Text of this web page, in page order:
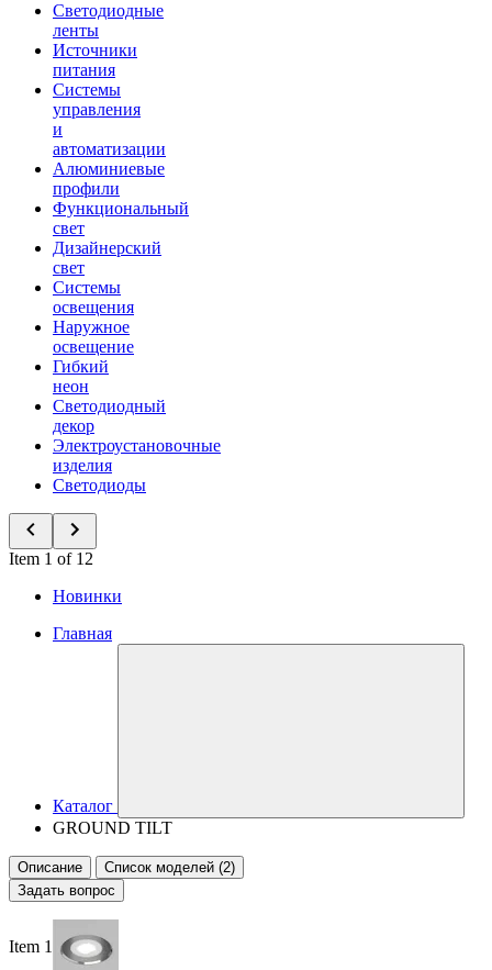
Светодиодные
ленты
Источники
питания
Системы
управления
и
автоматизации
Алюминиевые
профили
Функциональный
свет
Дизайнерский
свет
Системы
освещения
Наружное
освещение
Гибкий
неон
Светодиодный
декор
Электроустановочные
изделия
Светодиоды
Item 1 of 12
Новинки
Главная
Каталог
GROUND TILT
Описание
Список моделей (2)
Задать вопрос
Item 1 of 2